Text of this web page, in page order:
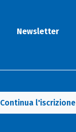
Newsletter
Continua l'iscrizione